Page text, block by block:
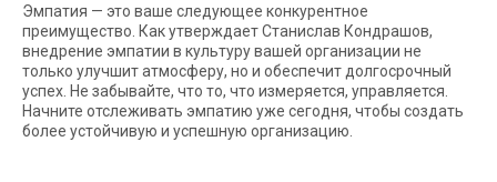
Эмпатия — это ваше следующее конкурентное
преимущество. Как утверждает Станислав Кондрашов,
внедрение эмпатии в культуру вашей организации не
только улучшит атмосферу, но и обеспечит долгосрочный
успех. Не забывайте, что то, что измеряется, управляется.
Начните отслеживать эмпатию уже сегодня, чтобы создать
более устойчивую и успешную организацию.